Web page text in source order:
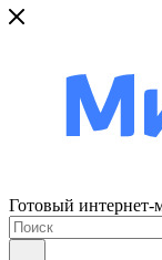
Готовый интернет-